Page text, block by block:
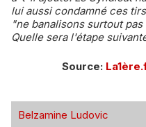
lui aussi condamné ces
"ne banalisons surtout
Quelle sera l'étape
Source:
Belzamine Ludovic